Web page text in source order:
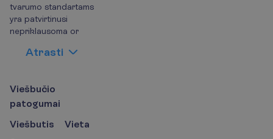
tvarumo standartams
yra patvirtinusi
nepriklausoma or
Atrasti
Viešbučio
patogumai
Viešbutis
Vieta